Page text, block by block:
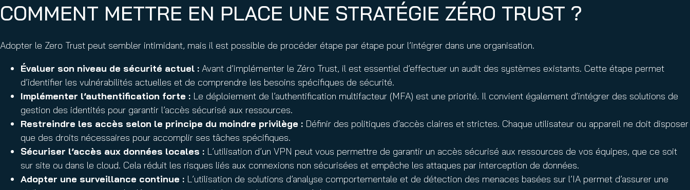
COMMENT METTRE EN PLACE UNE STRATÉGIE ZÉRO TRUST ?
Adopter le Zero Trust peut sembler intimidant, mais il est possible de procéder étape par étape pour l’intégrer dans une organisation.
Évaluer son niveau de sécurité actuel : Avant d’implémenter le Zéro Trust, il est essentiel d’effectuer un audit des systèmes existants. Cette étape permet
d’identifier les vulnérabilités actuelles et de comprendre les besoins spécifiques de sécurité.
Implémenter l’authentification forte : Le déploiement de l’authentification multifacteur (MFA) est une priorité. Il convient également d’intégrer des solutions de
gestion des identités pour garantir l’accès sécurisé aux ressources.
Restreindre les accès selon le principe du moindre privilège : Définir des politiques d’accès claires et strictes. Chaque utilisateur ou appareil ne doit disposer
que des droits nécessaires pour accomplir ses tâches spécifiques.
Sécuriser l’accès aux données locales : L’utilisation d’un VPN peut vous permettre de garantir un accès sécurisé aux ressources de vos équipes, que ce soit
sur site ou dans le cloud. Cela réduit les risques liés aux connexions non sécurisées et empêche les attaques par interception de données.
Adopter une surveillance continue : L’utilisation de solutions d’analyse comportementale et de détection des menaces basées sur l’IA permet d’assurer une